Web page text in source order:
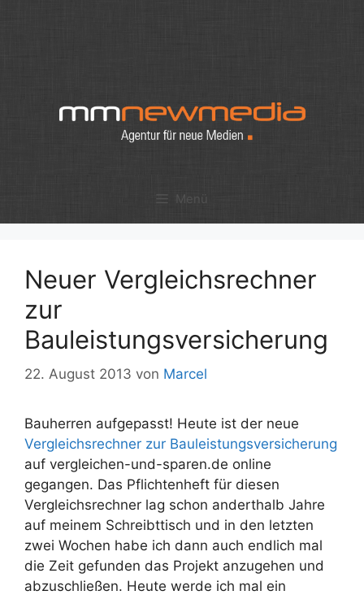
Menü
Neuer Vergleichsrechner
zur
Bauleistungsversicherung
22. August 2013 von Marcel
Bauherren aufgepasst! Heute ist der neue
Vergleichsrechner zur Bauleistungsversicherung
auf vergleichen-und-sparen.de online
gegangen. Das Pflichtenheft für diesen
Vergleichsrechner lag schon anderthalb Jahre
auf meinem Schreibttisch und in den letzten
zwei Wochen habe ich dann auch endlich mal
die Zeit gefunden das Projekt anzugehen und
abzuschließen. Heute werde ich mal ein